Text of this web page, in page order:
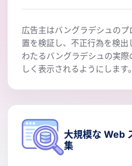
広告主はバングラデシュの
置を検証し、不正行為を検
わたるバングラデシュの実
しく表示されるようにします。
大規模な Web
集